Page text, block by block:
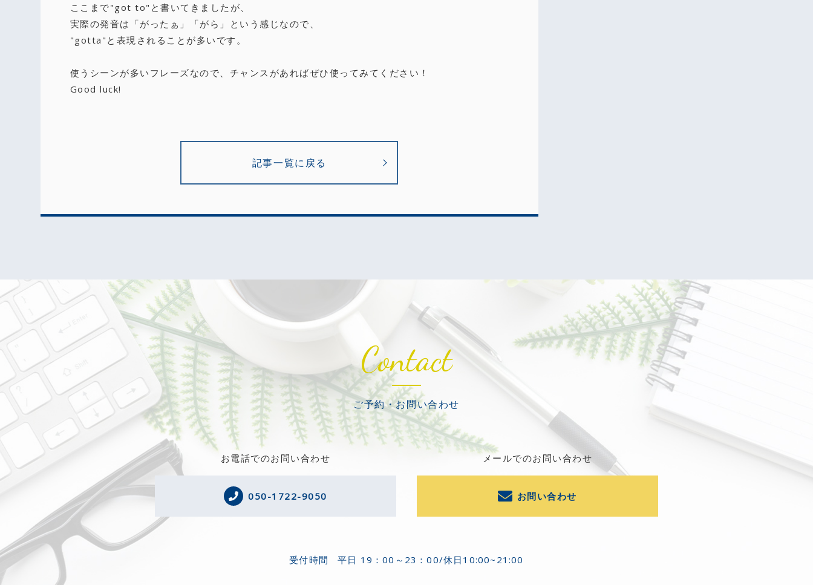
ここまで"got to"と書いてきましたが、
実際の発音は「がったぁ」「がら」という感じなので、
"gotta"と表現されることが多いです。
使うシーンが多いフレーズなので、チャンスがあればぜひ使ってみてください！
Good luck!
記事一覧に戻る
Contact
ご予約・お問い合わせ
お電話でのお問い合わせ
050-1722-9050
メールでのお問い合わせ
お問い合わせ
受付時間 平日 19：00～23：00/休日10:00~21:00